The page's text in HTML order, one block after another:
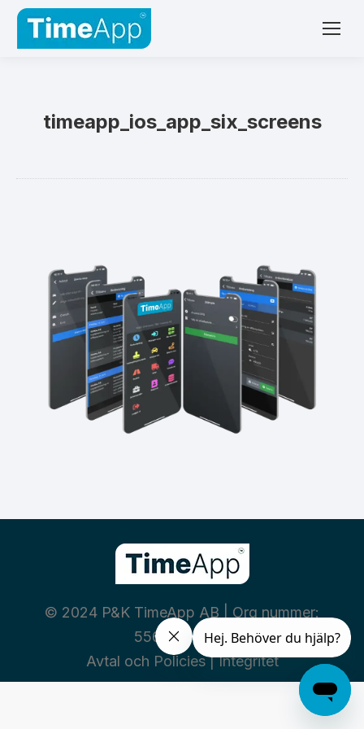
timeapp_ios_app_six_screens
© 2024 P&K TimeApp AB | Org nummer:
556460-3669
Avtal och Policies|Integritet